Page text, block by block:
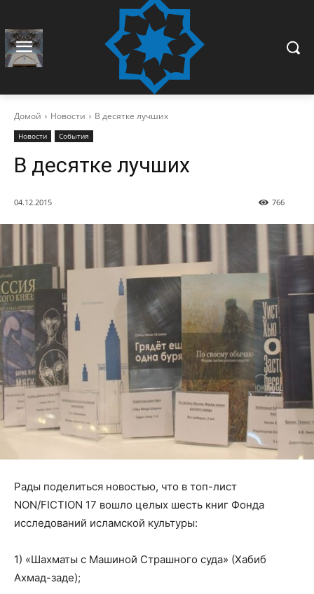
Домой Новости В десятке лучших
Новости События
В десятке лучших
04.12.2015 766
Рады поделиться новостью, что в топ-лист
NON/FICTION 17 вошло целых шесть книг Фонда
исследований исламской культуры:
1) «Шахматы с Машиной Страшного суда» (Хабиб
Ахмад-заде);